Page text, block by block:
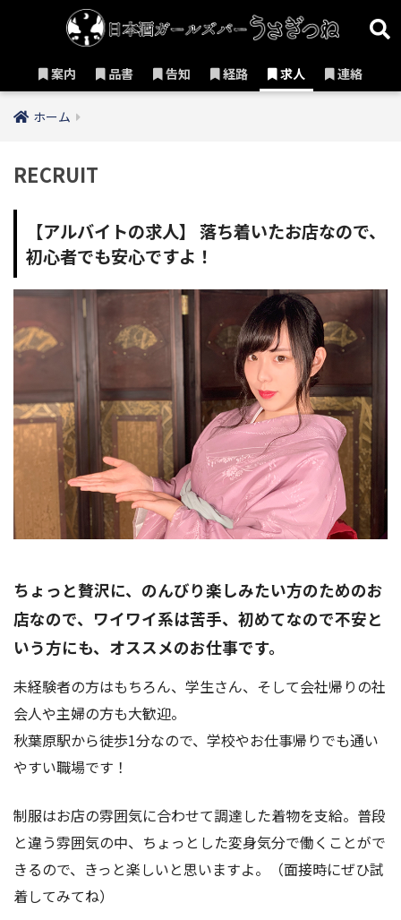
案内 品書 告知 経路 求人 連絡
ホーム
RECRUIT
【アルバイトの求人】 落ち着いたお店なので、
初心者でも安心ですよ！
ちょっと贅沢に、のんびり楽しみたい方のためのお
店なので、ワイワイ系は苦手、初めてなので不安と
いう方にも、オススメのお仕事です。
未経験者の方はもちろん、学生さん、そして会社帰りの社
会人や主婦の方も大歓迎。
秋葉原駅から徒歩1分なので、学校やお仕事帰りでも通い
やすい職場です！
制服はお店の雰囲気に合わせて調達した着物を支給。普段
と違う雰囲気の中、ちょっとした変身気分で働くことがで
きるので、きっと楽しいと思いますよ。（面接時にぜひ試
着してみてね）